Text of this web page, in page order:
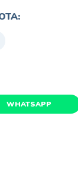
WHATSAPP